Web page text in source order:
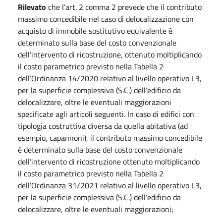
Rilevato che l’art. 2 comma 2 prevede che il contributo
massimo concedibile nel caso di delocalizzazione con
acquisto di immobile sostitutivo equivalente è
determinato sulla base del costo convenzionale
dell’intervento di ricostruzione, ottenuto moltiplicando
il costo parametrico previsto nella Tabella 2
dell’Ordinanza 14/2020 relativo al livello operativo L3,
per la superficie complessiva (S.C.) dell’edificio da
delocalizzare, oltre le eventuali maggiorazioni
specificate agli articoli seguenti. In caso di edifici con
tipologia costruttiva diversa da quella abitativa (ad
esempio, capannoni), il contributo massimo concedibile
è determinato sulla base del costo convenzionale
dell’intervento di ricostruzione ottenuto moltiplicando
il costo parametrico previsto nella Tabella 2
dell’Ordinanza 31/2021 relativo al livello operativo L3,
per la superficie complessiva (S.C.) dell’edificio da
delocalizzare, oltre le eventuali maggiorazioni;